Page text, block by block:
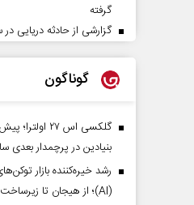
گرفته
گزارشی از حادثه دریایی
گوناگون
گلکسی اس ۲۷
بنیادین در پرچمدار بعدی
رشد خیره‌کننده بازار
(AI)؛ از هیجان تا زیرساخت‌های واقعی